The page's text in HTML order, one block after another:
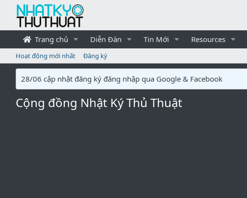
Trang chủ Diễn Đàn Tin Mới Resources
Hoạt động mới nhất Đăng ký
28/06 cập nhật đăng ký đăng nhập qua Google & Facebook
Cộng đồng Nhật Ký Thủ Thuật